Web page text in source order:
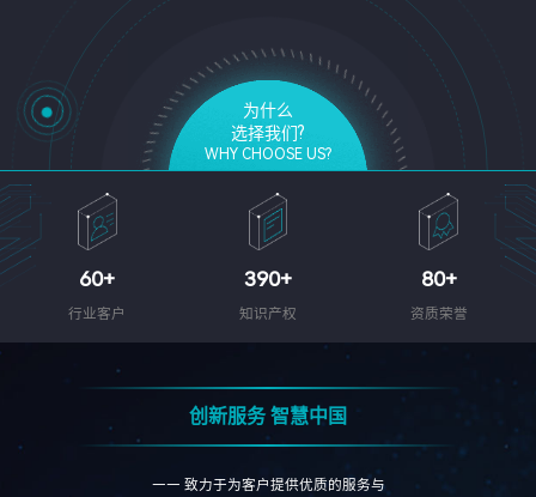
为什么
选择我们?
WHY CHOOSE US?
60+
行业客户
390+
知识产权
80+
资质荣誉
创新服务 智慧中国
—— 致力于为客户提供优质的服务与